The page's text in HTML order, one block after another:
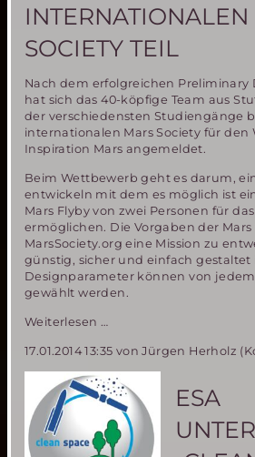
INTERNATIONALEN
SOCIETY TEIL
Nach dem erfolgreichen Preliminary
hat sich das 40-köpfige Team aus
der verschiedensten Studiengänge
internationalen Mars Society für den
Inspiration Mars angemeldet.
Beim Wettbewerb geht es darum,
entwickeln mit dem es möglich ist
Mars Flyby von zwei Personen für das
ermöglichen. Die Vorgaben der Mars
MarsSociety.org eine Mission zu
günstig, sicher und einfach gestaltet
Designparameter können von
gewählt werden.
Weiterlesen …
Mars18
nimmt
offiziell
an
Inspiration
Mars
Student
17.01.2014 13:35 von Jürgen Herholz
ESA